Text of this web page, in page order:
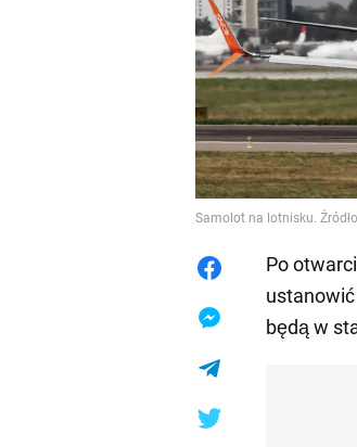
Samolot na lotnisku.
Po
będą w